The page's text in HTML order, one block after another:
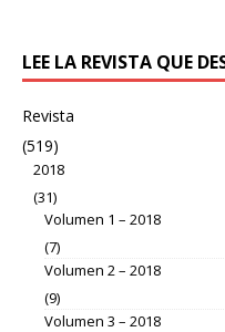
LEE LA REVISTA QUE
Revista
(519)
2018
(31)
Volumen 1 – 2018
(7)
Volumen 2 – 2018
(9)
Volumen 3 – 2018